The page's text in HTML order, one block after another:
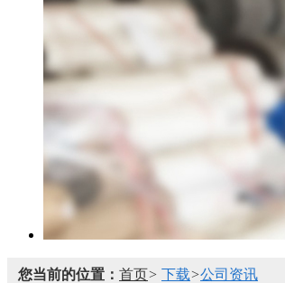
您当前的位置： 首页> 下载>公司资讯